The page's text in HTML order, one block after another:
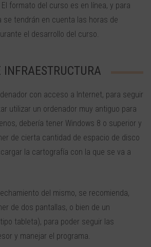
El formato del curso es en línea, y para
tendrán en cuenta las horas de
el desarrollo del curso.
con acceso a Internet, para seguir
utilizar un ordenador muy antiguo para
debería tener Windows 8 o superior y
de cierta cantidad de espacio de disco
la cartografía con la que se va a
del mismo, se recomienda,
de dos pantallas, o bien de un
tableta), para poder seguir las
y manejar el programa.